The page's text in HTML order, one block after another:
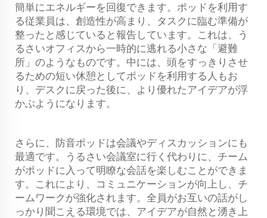
簡単にエネルギーを回復できます。ポッドを利用す
る従業員は、創造性が高まり、タスクに臨む準備が
整ったと感じていると報告しています。これは、う
るさいオフィスから一時的に逃れる小さな「避難
所」のようなものです。中には、頭をすっきりさせ
るための短い休憩としてポッドを利用する人もお
り、デスクに戻った後に、より優れたアイデアが浮
かぶようになります。
さらに、防音ポッドは会議やディスカッションにも
最適です。うるさい会議室に行く代わりに、チーム
がポッドに入って明瞭な会話を楽しむことができま
す。これにより、コミュニケーションが向上し、チ
ームワークが強化されます。全員がお互いの話がし
っかり聞こえる環境では、アイデアが自然と湧き上